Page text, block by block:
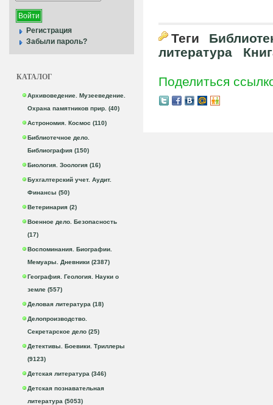
Регистрация
Забыли пароль?
КАТАЛОГ
Архивоведение. Музееведение.
Охрана памятников прир. (40)
Астрономия. Космос (110)
Библиотечное дело.
Библиография (150)
Биология. Зоология (16)
Бухгалтерский учет. Аудит.
Финансы (50)
Ветеринария (2)
Военное дело. Безопасность
(17)
Воспоминания. Биографии.
Мемуары. Дневники (2387)
География. Геология. Науки о
земле (557)
Деловая литература (18)
Делопроизводство.
Секретарское дело (25)
Детективы. Боевики. Триллеры
(9123)
Детская литература (346)
Детская познавательная
литература (5053)
Теги
литература
Поделиться